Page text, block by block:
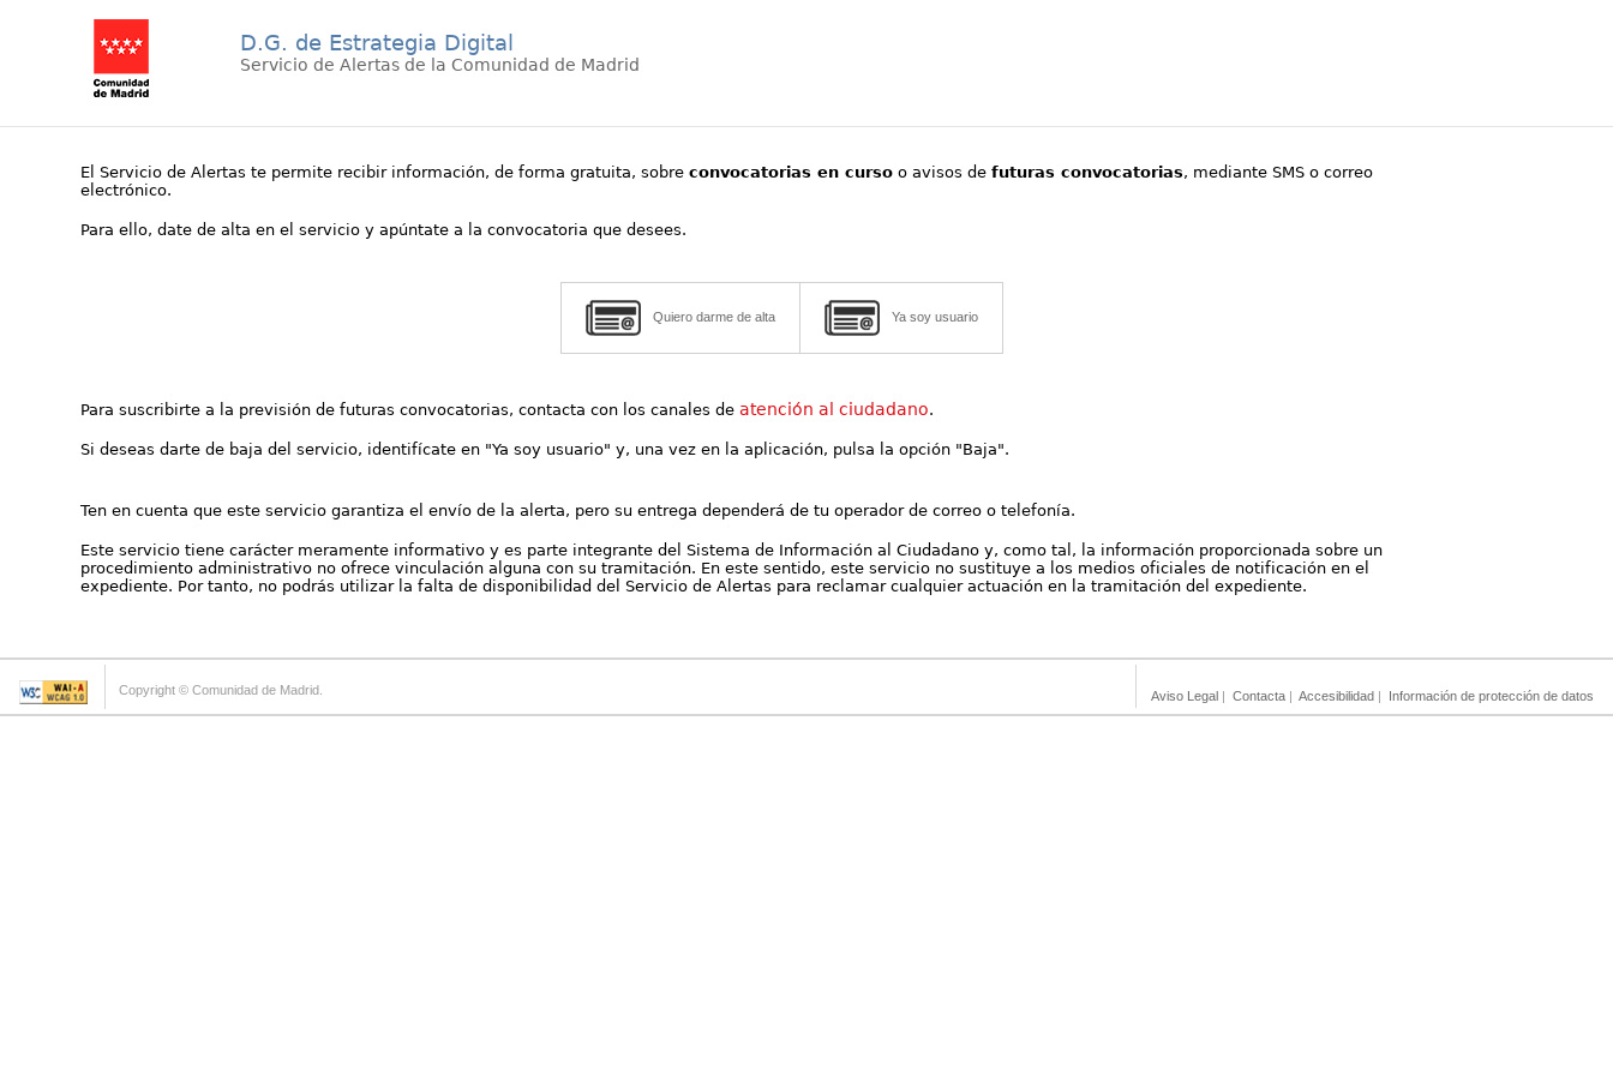
D.G. de Estrategia Digital
Servicio de Alertas de la Comunidad de Madrid
El Servicio de Alertas te permite recibir información, de forma gratuita, sobreconvocatorias en curso o avisos defuturas convocatorias, mediante SMS o correo
electrónico.
Para ello, date de alta en el servicio y apúntate a la convocatoria que desees.
Quiero darme de alta Ya soy usuario
Para suscribirte a la previsión de futuras convocatorias, contacta con los canales deatención al ciudadano.
Si deseas darte de baja del servicio, identifícate en "Ya soy usuario" y, una vez en la aplicación, pulsa la opción "Baja".
Ten en cuenta que este servicio garantiza el envío de la alerta, pero su entrega dependerá de tu operador de correo o telefonía.
Este servicio tiene carácter meramente informativo y es parte integrante del Sistema de Información al Ciudadano y, como tal, la información proporcionada sobre un
procedimiento administrativo no ofrece vinculación alguna con su tramitación. En este sentido, este servicio no sustituye a los medios oficiales de notificación en el
expediente. Por tanto, no podrás utilizar la falta de disponibilidad del Servicio de Alertas para reclamar cualquier actuación en la tramitación del expediente.
Copyright © Comunidad de Madrid. Aviso Legal | Contacta | Accesibilidad | Información de protección de datos